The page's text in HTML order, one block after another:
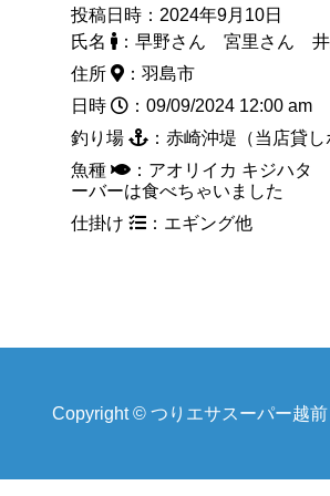
投稿日時：2024年9月10日
氏名
：早野さん 宮里さん 井
住所
：羽島市
日時
：09/09/2024 12:00 am
釣り場
：赤崎沖堤（当店貸し
魚種
：アオリイカ キジハ
ーバーは食べちゃいました
仕掛け
：エギング他
Copyright © つりエサスーパー越